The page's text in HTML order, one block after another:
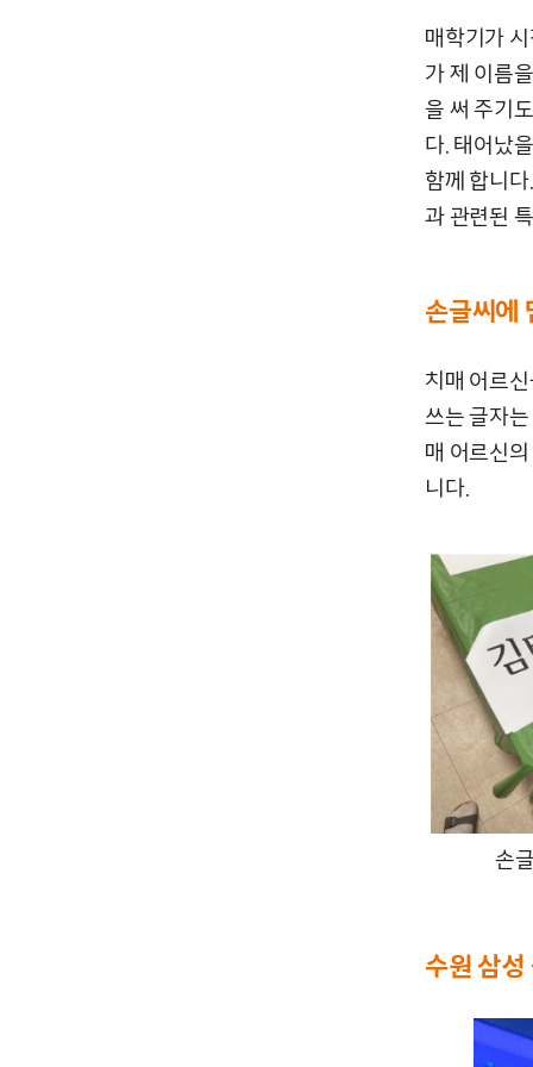
매학기가
가 제 이름
을 써 주기
다. 태어났
함께 합니
과 관련된
손글씨에
치매 어르
쓰는 글자
매 어르신
니다.
손
수원 삼